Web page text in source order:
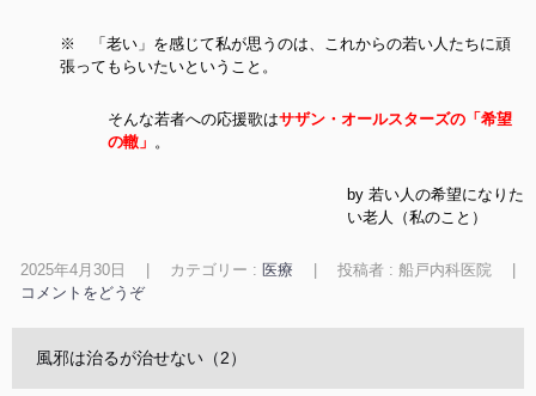
※ 「老い」を感じて私が思うのは、これからの若い人たちに頑
張ってもらいたいということ。
そんな若者への応援歌はサザン・オールスターズの「希望
の轍」 。
by 若い人の希望になりた
い老人（私のこと）
2025年4月30日 カテゴリー : 医療 投稿者 : 船戸内科医院
コメントをどうぞ
風邪は治るが治せない（2）